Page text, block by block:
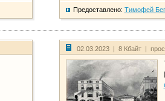
Предоставлено: Тимофей
02.03.2023 | 8 Кбайт |